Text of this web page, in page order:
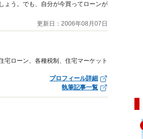
ょう。でも、自分が今買ってローンが
更新日：2006年08月07日
ローン、各種税制、住宅マーケット
プロフィール詳細
執筆記事一覧